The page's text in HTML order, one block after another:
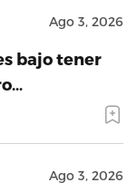
Ago 3, 2026
bajo tener
Ago 3, 2026